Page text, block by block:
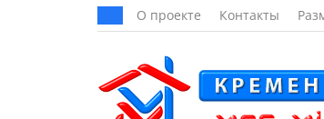
О проекте Контакты